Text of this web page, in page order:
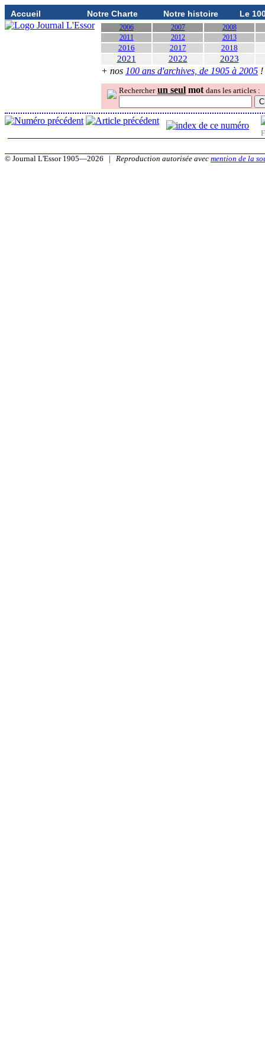
Accueil Notre Charte Notre histoire Le
2006 2007
2008
2011
2012 2013
2016 2017 2018
2021 2022 2023
+ nos 100 ans d'archives, de 1905 à 2005 !
Rechercher un seul mot dans les articles :
© Journal L'Essor 1905—2026 | Reproduction autorisée avec mention de la